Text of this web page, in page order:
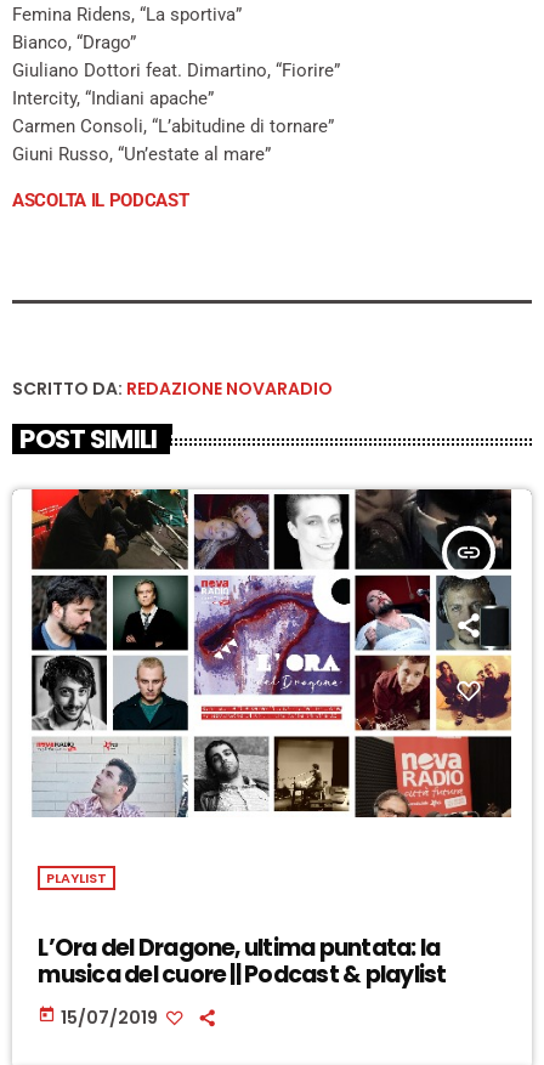
Femina Ridens, “La sportiva”
Bianco, “Drago”
Giuliano Dottori feat. Dimartino, “Fiorire”
Intercity, “Indiani apache”
Carmen Consoli, “L’abitudine di tornare”
Giuni Russo, “Un’estate al mare”
ASCOLTA IL PODCAST
SCRITTO DA: REDAZIONE NOVARADIO
POST SIMILI
insert_link
PLAYLIST
L’Ora del Dragone, ultima puntata: la
musica del cuore || Podcast & playlist
today 15/07/2019